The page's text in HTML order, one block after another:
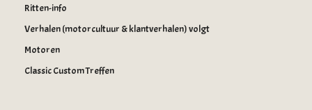
Ritten-info
Verhalen (motorcultuur & klantverhalen) volgt
Motoren
Classic Custom Treffen